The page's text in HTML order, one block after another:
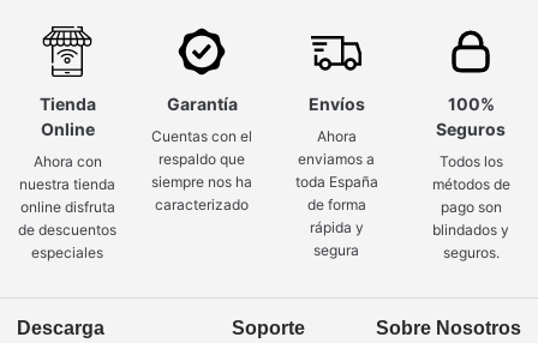
Tienda
Online
Ahora con
nuestra tienda
online disfruta
de descuentos
especiales
Garantía
Cuentas con el
respaldo que
siempre nos ha
caracterizado
Envíos
Ahora
enviamos a
toda España
de forma
rápida y
segura
100%
Seguros
Todos los
métodos de
pago son
blindados y
seguros.
Descarga
Soporte Sobre Nosotros